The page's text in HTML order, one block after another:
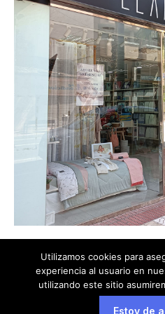
Utilizamos cookies para
experiencia al usuario en
utilizando este sitio
Estoy de